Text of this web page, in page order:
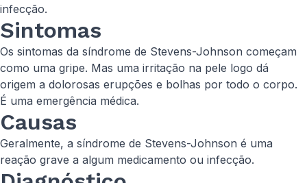
infecção.
Sintomas
Os sintomas da síndrome de Stevens-Johnson começam
como uma gripe. Mas uma irritação na pele logo dá
origem a dolorosas erupções e bolhas por todo o corpo.
É uma emergência médica.
Causas
Geralmente, a síndrome de Stevens-Johnson é uma
reação grave a algum medicamento ou infecção.